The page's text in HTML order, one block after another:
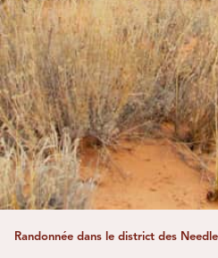
Randonnée dans le district des